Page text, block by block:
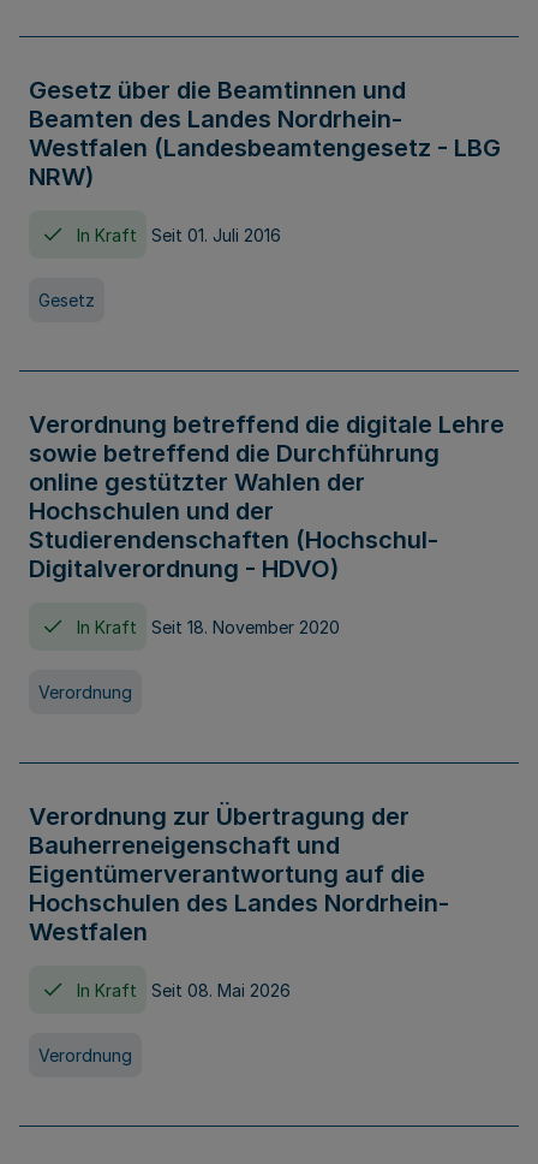
Gesetz über die Beamtinnen und
Beamten des Landes Nordrhein-
Westfalen (Landesbeamtengesetz - LBG
NRW)
In Kraft Seit 01. Juli 2016
Gesetz
Verordnung betreffend die digitale Lehre
sowie betreffend die Durchführung
online gestützter Wahlen der
Hochschulen und der
Studierendenschaften (Hochschul-
Digitalverordnung - HDVO)
In Kraft Seit 18. November 2020
Verordnung
Verordnung zur Übertragung der
Bauherreneigenschaft und
Eigentümerverantwortung auf die
Hochschulen des Landes Nordrhein-
Westfalen
In Kraft Seit 08. Mai 2026
Verordnung